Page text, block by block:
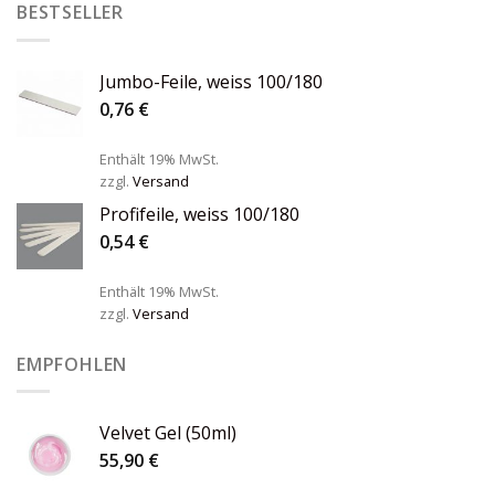
BESTSELLER
Jumbo-Feile, weiss 100/180
0,76 €
Enthält 19% MwSt.
zzgl. Versand
Profifeile, weiss 100/180
0,54€
Enthält 19% MwSt.
zzgl. Versand
EMPFOHLEN
Velvet Gel (50ml)
55,90 €